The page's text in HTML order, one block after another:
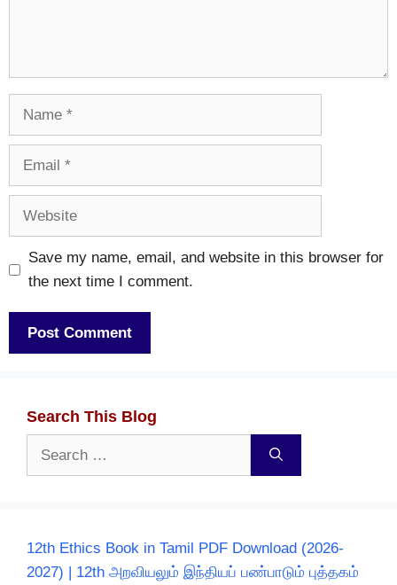
Name
Email
Website
Save my name, email, and website in this browser for
the next time I comment.
Search This Blog
12th Ethics Book in Tamil PDF Download (2026-
2027) | 12th அறவியலும் இந்தியப் பண்பாடும் புத்தகம்